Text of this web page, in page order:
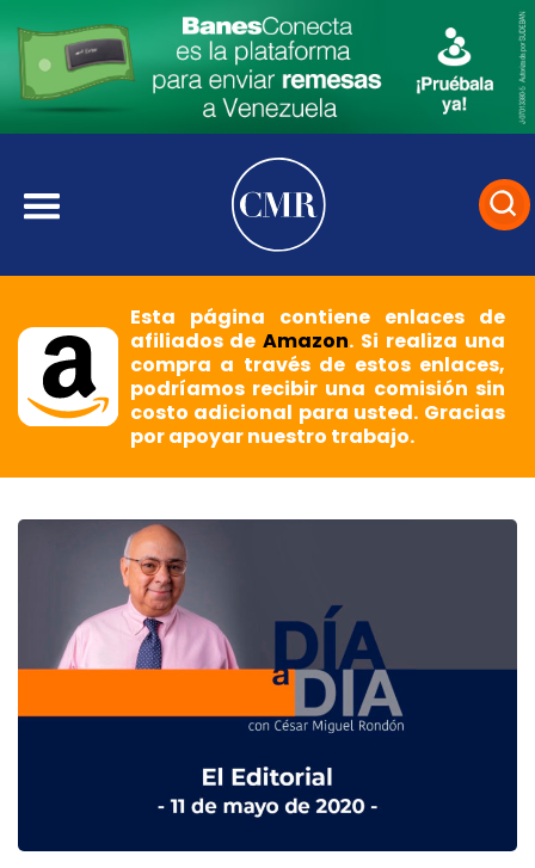
Esta página contiene enlaces de
afiliados deAmazon. Si realiza una
compra a través de estos enlaces,
podríamos recibir una comisión sin
costo adicional para usted. Gracias
por apoyar nuestro trabajo.